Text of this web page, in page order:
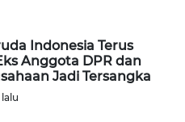
Indonesia Terus
Anggota DPR dan
Jadi Tersangka